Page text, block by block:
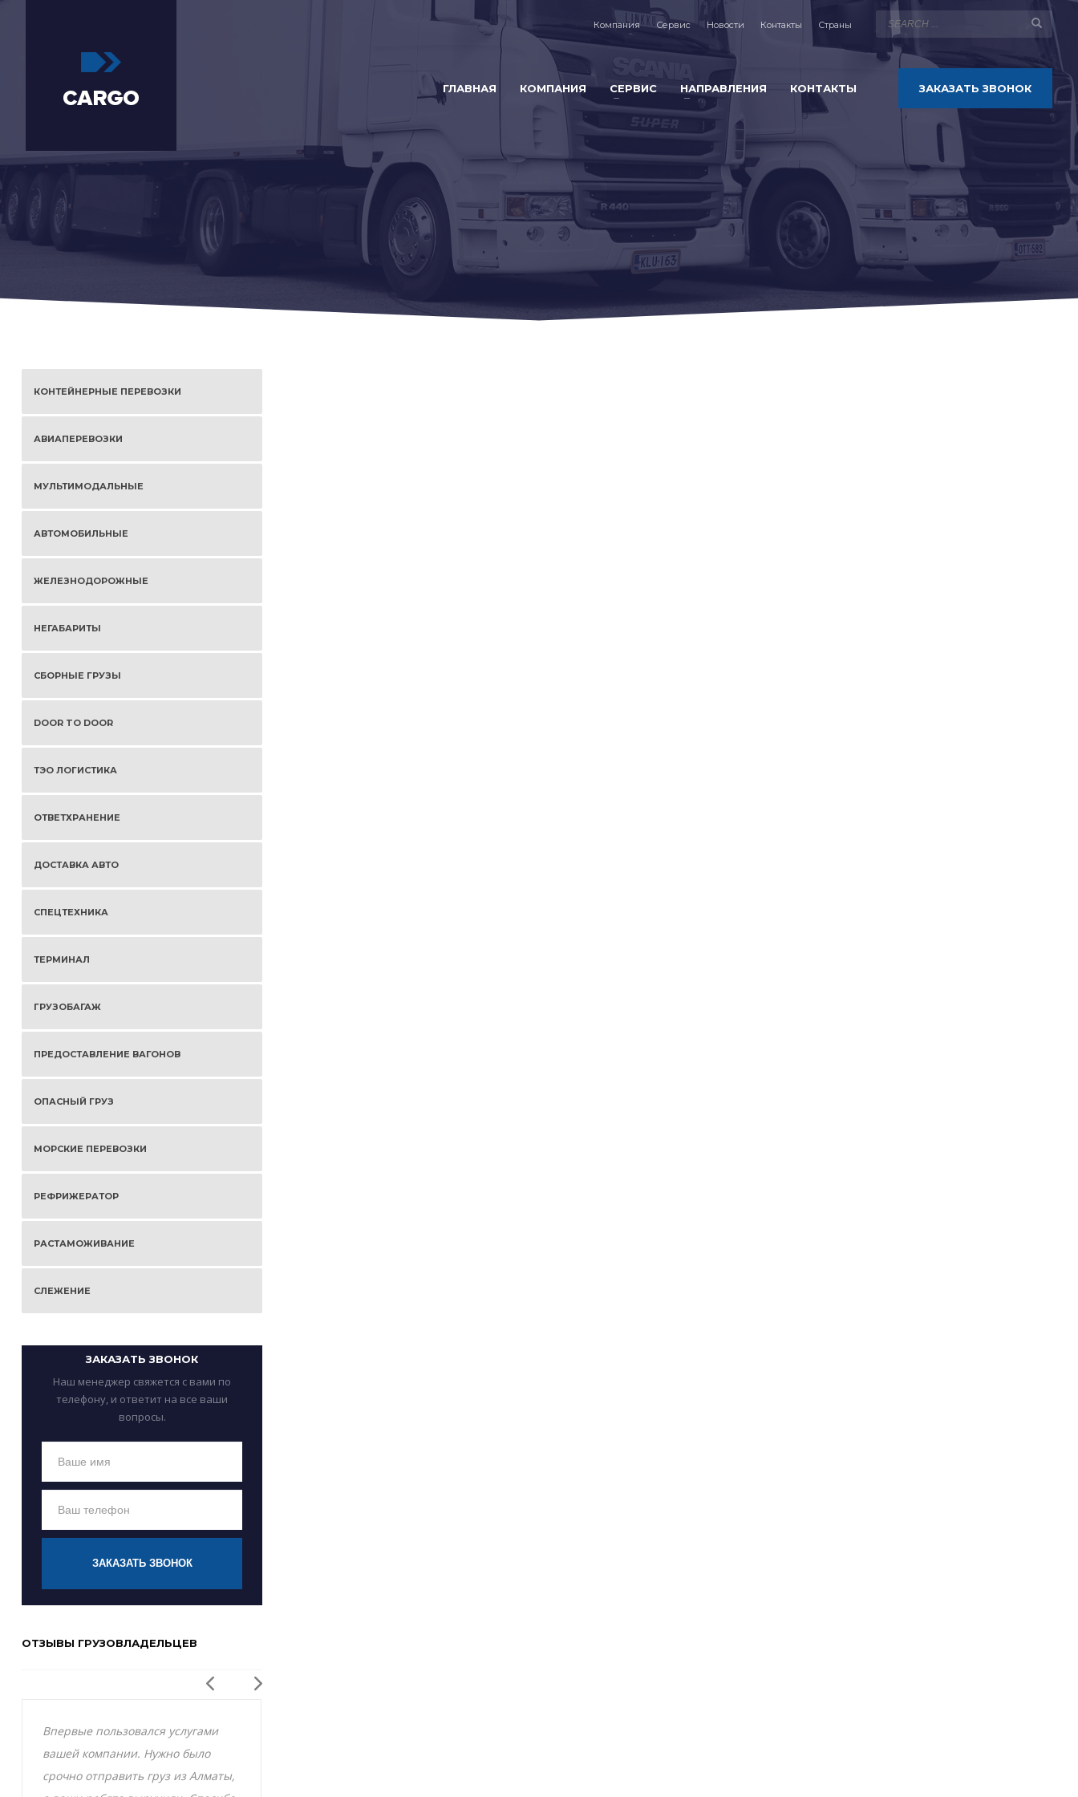
Компания Сервис Новости Контакты Страны
ГЛАВНАЯ КОМПАНИЯ СЕРВИС НАПРАВЛЕНИЯ КОНТАКТЫ ЗАКАЗАТЬ ЗВОНОК
КОНТЕЙНЕРНЫЕ ПЕРЕВОЗКИ
АВИАПЕРЕВОЗКИ
МУЛЬТИМОДАЛЬНЫЕ
АВТОМОБИЛЬНЫЕ
ЖЕЛЕЗНОДОРОЖНЫЕ
НЕГАБАРИТЫ
СБОРНЫЕ ГРУЗЫ
DOOR TO DOOR
ТЭО ЛОГИСТИКА
ОТВЕТХРАНЕНИЕ
ДОСТАВКА АВТО
СПЕЦТЕХНИКА
ТЕРМИНАЛ
ГРУЗОБАГАЖ
ПРЕДОСТАВЛЕНИЕ ВАГОНОВ
ОПАСНЫЙ ГРУЗ
МОРСКИЕ ПЕРЕВОЗКИ
РЕФРИЖЕРАТОР
РАСТАМОЖИВАНИЕ
СЛЕЖЕНИЕ
ЗАКАЗАТЬ ЗВОНОК
Наш менеджер свяжется с вами по
телефону, и ответит на все ваши
вопросы.
ЗАКАЗАТЬ ЗВОНОК
ОТЗЫВЫ ГРУЗОВЛАДЕЛЬЦЕВ
Впервые пользовался услугами
вашей компании. Нужно было
срочно отправить груз из Алматы,